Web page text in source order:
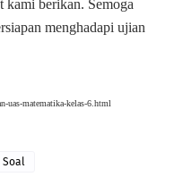
kami berikan. Semoga
menghadapi ujian
uas-matematika-kelas-6.html
Soal